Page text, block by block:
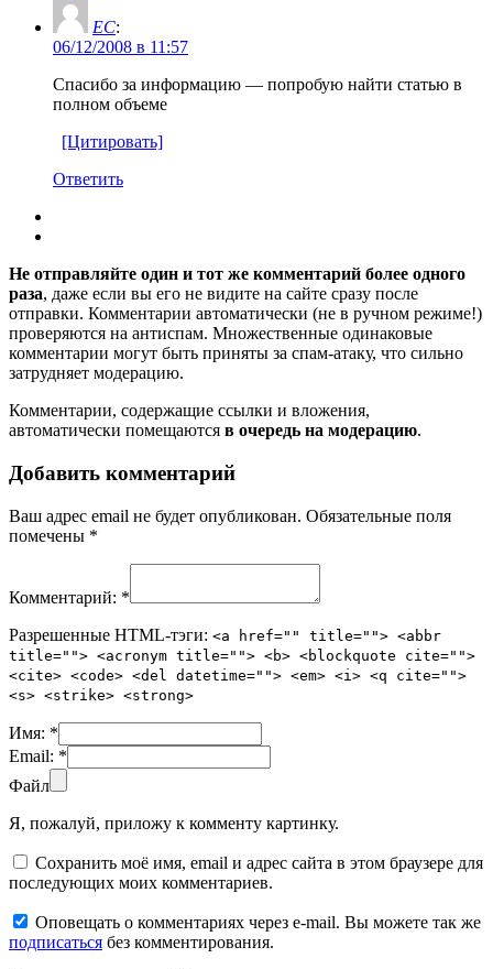
EC:
06/12/2008 в 11:57
Спасибо за информацию — попробую найти статью в
полном объеме
[Цитировать]
Ответить
Не отправляйте один и тот же комментарий более одного
раза, даже если вы его не видите на сайте сразу после
отправки. Комментарии автоматически (не в ручном режиме!)
проверяются на антиспам. Множественные одинаковые
комментарии могут быть приняты за спам-атаку, что сильно
затрудняет модерацию.
Комментарии, содержащие ссылки и вложения,
автоматически помещаются в очередь на модерацию.
Добавить комментарий
Ваш адрес email не будет опубликован. Обязательные поля
помечены *
Комментарий: *
Разрешенные HTML-тэги: <a href="" title=""> <abbr
title=""> <acronym title=""> <b> <blockquote cite="">
<cite> <code> <del datetime=""> <em> <i> <q cite="">
<s> <strike> <strong>
Имя: *
Email: *
Файл
Я, пожалуй, приложу к комменту картинку.
Сохранить моё имя, email и адрес сайта в этом браузере для
последующих моих комментариев.
Оповещать о комментариях через e-mail. Вы можете так же
подписаться без комментирования.